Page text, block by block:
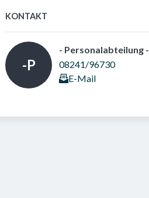
KONTAKT
-P
- Personalabteilung -
08241/96730
E-Mail